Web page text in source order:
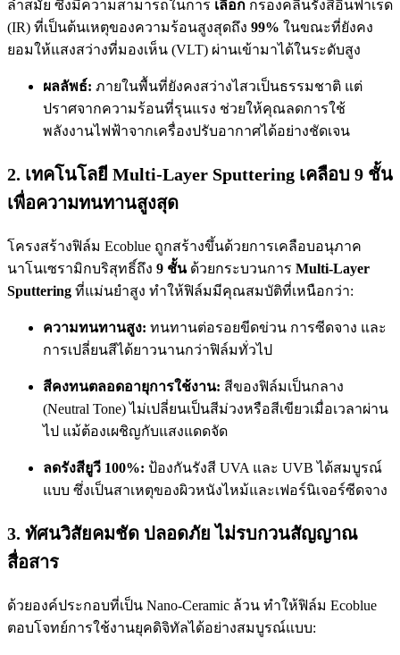
ล้ำสมัย ซึ่งมีความสามารถในการ เลือก กรองคลื่นรังสีอินฟาเรด
(IR) ที่เป็นต้นเหตุของความร้อนสูงสุดถึง 99% ในขณะที่ยังคง
ยอมให้แสงสว่างที่มองเห็น (VLT) ผ่านเข้ามาได้ในระดับสูง
ผลลัพธ์: ภายในพื้นที่ยังคงสว่างไสวเป็นธรรมชาติ แต่
ปราศจากความร้อนที่รุนแรง ช่วยให้คุณลดการใช้
พลังงานไฟฟ้าจากเครื่องปรับอากาศได้อย่างชัดเจน
2. เทคโนโลยี Multi-Layer Sputtering เคลือบ 9 ชั้น
เพื่อความทนทานสูงสุด
โครงสร้างฟิล์ม Ecoblue ถูกสร้างขึ้นด้วยการเคลือบอนุภาค
นาโนเซรามิกบริสุทธิ์ถึง 9 ชั้นด้วยกระบวนการ Multi-Layer
Sputtering ที่แม่นยำสูง ทำให้ฟิล์มมีคุณสมบัติที่เหนือกว่า:
ความทนทานสูง: ทนทานต่อรอยขีดข่วน การซีดจาง และ
การเปลี่ยนสีได้ยาวนานกว่าฟิล์มทั่วไป
สีคงทนตลอดอายุการใช้งาน: สีของฟิล์มเป็นกลาง
(Neutral Tone) ไม่เปลี่ยนเป็นสีม่วงหรือสีเขียวเมื่อเวลาผ่าน
ไป แม้ต้องเผชิญกับแสงแดดจัด
ลดรังสียูวี 100%: ป้องกันรังสี UVA และ UVB ได้สมบูรณ์
แบบ ซึ่งเป็นสาเหตุของผิวหนังไหม้และเฟอร์นิเจอร์ซีดจาง
3. ทัศนวิสัยคมชัด ปลอดภัย ไม่รบกวนสัญญาณ
สื่อสาร
ด้วยองค์ประกอบที่เป็น Nano-Ceramic ล้วน ทำให้ฟิล์ม Ecoblue
ตอบโจทย์การใช้งานยุคดิจิทัลได้อย่างสมบูรณ์แบบ: